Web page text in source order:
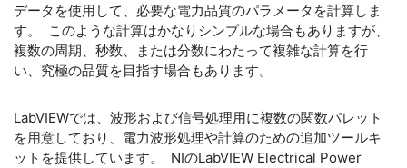
データを使用して、必要な電力品質のパラメータを計算しま
す。 このような計算はかなりシンプルな場合もありますが、
複数の周期、秒数、または分数にわたって複雑な計算を行
い、究極の品質を目指す場合もあります。
LabVIEWでは、波形および信号処理用に複数の関数パレット
を用意しており、電力波形処理や計算のための追加ツールキ
ットを提供しています。 NIのLabVIEW Electrical Power